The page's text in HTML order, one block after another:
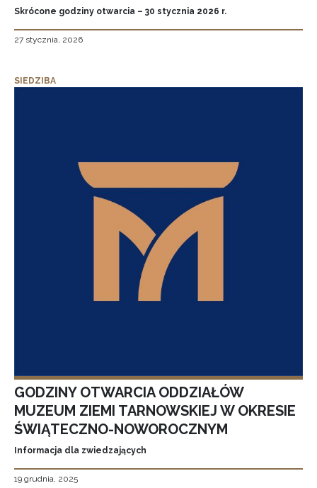
Skrócone godziny otwarcia – 30 stycznia 2026 r.
27 stycznia, 2026
SIEDZIBA
GODZINY OTWARCIA ODDZIAŁÓW
MUZEUM ZIEMI TARNOWSKIEJ W OKRESIE
ŚWIĄTECZNO-NOWOROCZNYM
Informacja dla zwiedzających
19 grudnia, 2025